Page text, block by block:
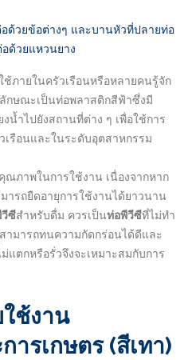
ด้วยข้อต่างๆ และบานหัวที่ปลายท่อ
ด้วยแหวนยาง
ช้ภายในครัวเรือนหรือหลายคนรู้จัก
กษณะเป็นท่อพลาสติกสีฟ้าซึ่งมี
ำไปยังสถานที่ต่าง ๆ เพื่อใช้การ
รือนและในระดับอุตสาหกรรม
ณภาพในการใช้งาน เนื่องจากหาก
รถยืดอายุการใช้งานได้ยาวนาน
ซีสำหรับดื่ม ควรเป็นท่อพีวีซีที่ไม่ทำ
ามารถทนความกัดกร่อนได้ดีและ
แตกหรือรั่วจึงจะเหมาะสมกับการ
ช้งาน
ารเกษตร (สีเทา)